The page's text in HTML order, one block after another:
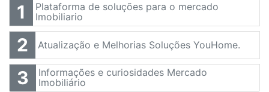
1
Plataforma de soluções para o mercado
Imobiliario
2 Atualização e Melhorias Soluções YouHome.
3
Informações e curiosidades Mercado
Imobiliário